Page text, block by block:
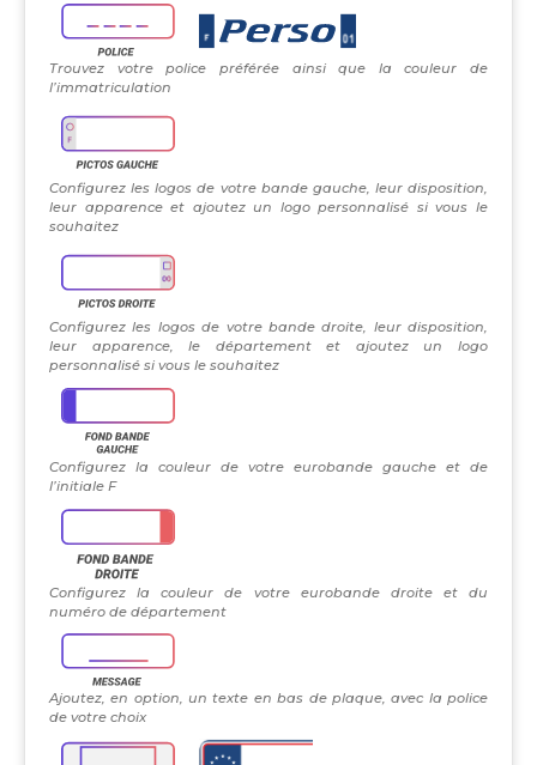
Trouvez votre police préférée ainsi que la couleur de
l’immatriculation
Configurez les logos de votre bande gauche, leur disposition,
leur apparence et ajoutez un logo personnalisé si vous le
souhaitez
Configurez les logos de votre bande droite, leur disposition,
leur apparence, le département et ajoutez un logo
personnalisé si vous le souhaitez
Configurez la couleur de votre eurobande gauche et de
l’initiale F
Configurez la couleur de votre eurobande droite et du
numéro de département
Ajoutez, en option, un texte en bas de plaque, avec la police
de votre choix